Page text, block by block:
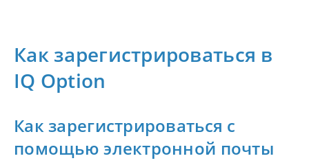
Как зарегистрироваться в
IQ Option
Как зарегистрироваться с
помощью электронной почты